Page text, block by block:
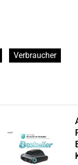
Verbraucher